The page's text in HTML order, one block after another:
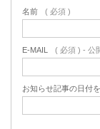
名前 ( 必須 )
E-MAIL ( 必須 ) - 公
お知らせ記事の日付